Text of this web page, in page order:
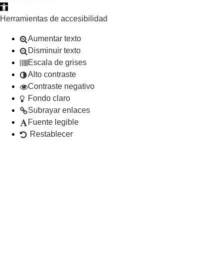
Abrir barra de herramientas
Herramientas de accesibilidad
Aumentar texto
Disminuir texto
Escala de grises
Alto contraste
Contraste negativo
Fondo claro
Subrayar enlaces
Fuente legible
Restablecer